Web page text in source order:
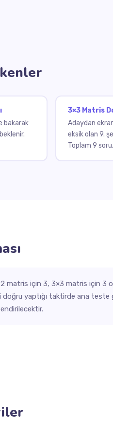
bakarak
3×3 Matris
Adaydan
eksik olan 9.
Toplam 9 soru.
matris için 3, 3×3 matris için 3
yaptığı taktirde ana teste